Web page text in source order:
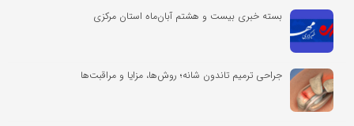
بسته خبری بیست و هشتم آبان‌ماه استان مرکزی
جراحی ترمیم تاندون شانه؛ روش‌ها، مزایا و مراقبت‌ها